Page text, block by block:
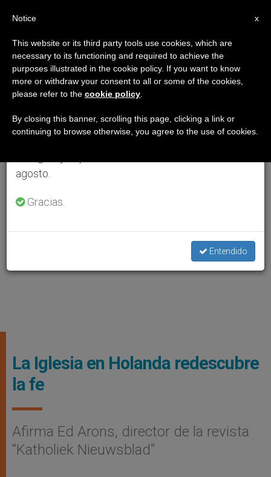
La Iglesia en Holanda redescubre
la fe
Afirma Ed Arons, director de la revista
“Katholiek Nieuwsblad”
×
Aviso importante
Del 27 de julio al 7 de agosto haremos la pausa
anual, aprovechando que en el periodo de verano
se generan menos informaciones y también el
agosto.
Gracias.
Entendido
x
Notice
This website or its third party tools use cookies, which are
necessary to its functioning and required to achieve the
purposes illustrated in the cookie policy. If you want to know
more or withdraw your consent to all or some of the cookies,
please refer to the cookie policy
By closing this banner, scrolling this page, clicking a link or
continuing to browse otherwise, you agree to the use of cookies.